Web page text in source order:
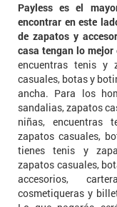
Payless es el
encontrar en este
de zapatos y
casa tengan lo
encuentras tenis y
casuales, botas y
ancha. Para los
sandalias, zapatos
niñas, encuentras
zapatos casuales,
tienes tenis y
zapatos casuales,
accesorios,
cosmetiqueras y